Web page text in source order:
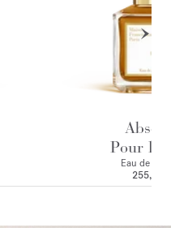
Pour le
Eau de
255,00 €